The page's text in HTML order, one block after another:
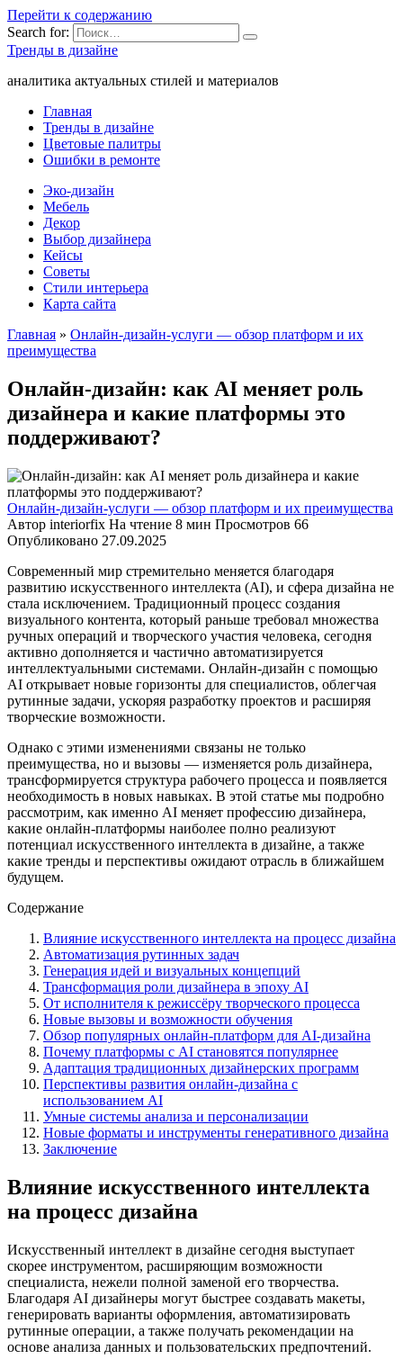
Перейти к содержанию
Search for:
Тренды в дизайне
аналитика актуальных стилей и материалов
Главная
Тренды в дизайне
Цветовые палитры
Ошибки в ремонте
Эко-дизайн
Мебель
Декор
Выбор дизайнера
Кейсы
Советы
Стили интерьера
Карта сайта
Главная » Онлайн-дизайн-услуги — обзор платформ и их
преимущества
Онлайн-дизайн: как AI меняет роль
дизайнера и какие платформы это
поддерживают?
Онлайн-дизайн-услуги — обзор платформ и их преимущества
Автор interiorfix На чтение 8 мин Просмотров 66
Опубликовано 27.09.2025
Современный мир стремительно меняется благодаря
развитию искусственного интеллекта (AI), и сфера дизайна не
стала исключением. Традиционный процесс создания
визуального контента, который раньше требовал множества
ручных операций и творческого участия человека, сегодня
активно дополняется и частично автоматизируется
интеллектуальными системами. Онлайн-дизайн с помощью
AI открывает новые горизонты для специалистов, облегчая
рутинные задачи, ускоряя разработку проектов и расширяя
творческие возможности.
Однако с этими изменениями связаны не только
преимущества, но и вызовы — изменяется роль дизайнера,
трансформируется структура рабочего процесса и появляется
необходимость в новых навыках. В этой статье мы подробно
рассмотрим, как именно AI меняет профессию дизайнера,
какие онлайн-платформы наиболее полно реализуют
потенциал искусственного интеллекта в дизайне, а также
какие тренды и перспективы ожидают отрасль в ближайшем
будущем.
Содержание
Влияние искусственного интеллекта на процесс дизайна
Автоматизация рутинных задач
Генерация идей и визуальных концепций
Трансформация роли дизайнера в эпоху AI
От исполнителя к режиссёру творческого процесса
Новые вызовы и возможности обучения
Обзор популярных онлайн-платформ для AI-дизайна
Почему платформы с AI становятся популярнее
Адаптация традиционных дизайнерских программ
Перспективы развития онлайн-дизайна с
использованием AI
Умные системы анализа и персонализации
Новые форматы и инструменты генеративного дизайна
Заключение
Влияние искусственного интеллекта
на процесс дизайна
Искусственный интеллект в дизайне сегодня выступает
скорее инструментом, расширяющим возможности
специалиста, нежели полной заменой его творчества.
Благодаря AI дизайнеры могут быстрее создавать макеты,
генерировать варианты оформления, автоматизировать
рутинные операции, а также получать рекомендации на
основе анализа данных и пользовательских предпочтений.